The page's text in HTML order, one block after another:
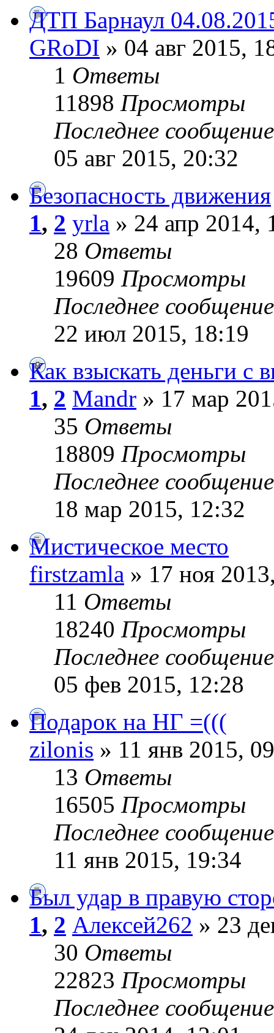
ДТП Барнаул
GRoDI » 04 авг 2015,
1 Ответы
11898 Просмотры
Последнее
05 авг 2015, 20:32
Безопасность движения
1, 2 yrla » 24 апр 2014,
28 Ответы
19609 Просмотры
Последнее
22 июл 2015, 18:19
Как взыскать деньги с
1, 2 Mandr » 17 мар
35 Ответы
18809 Просмотры
Последнее
18 мар 2015, 12:32
Мистическое место
firstzamla » 17 ноя
11 Ответы
18240 Просмотры
Последнее
05 фев 2015, 12:28
Подарок на НГ =(((
zilonis » 11 янв 2015,
13 Ответы
16505 Просмотры
Последнее
11 янв 2015, 19:34
Был удар в правую
1, 2 Алексей262 » 23
30 Ответы
22823 Просмотры
Последнее